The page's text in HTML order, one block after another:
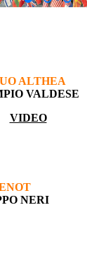
ALTHEA
VALDESE
VIDEO
NERI